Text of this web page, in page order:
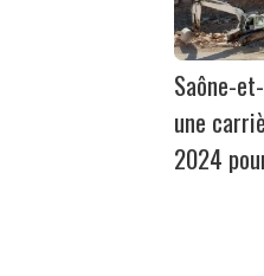
Saône-
une
2024